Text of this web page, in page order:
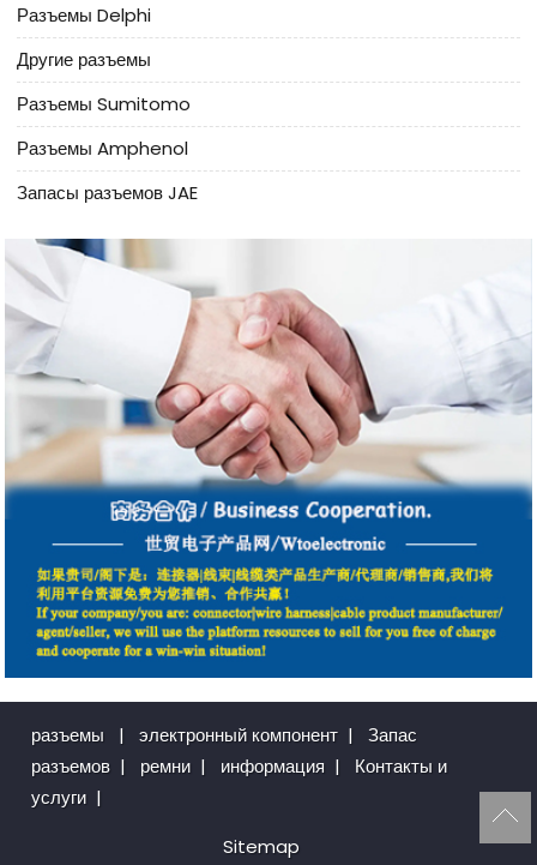
Разъемы Delphi
Другие разъемы
Разъемы Sumitomo
Разъемы Amphenol
Запасы разъемов JAE
разъемы | электронный компонент |
Запас
разъемов | ремни | информация |
Контакты и
услуги |
Sitemap